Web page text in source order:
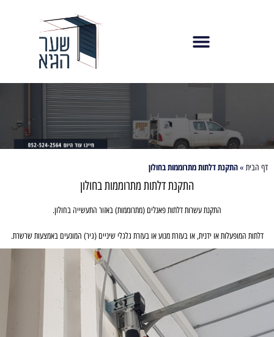
דף הבית »התקנת דלתות מתרוממות בחולון
התקנת דלתות מתרוממות בחולון
התקנת עשרות דלתות פאנלים (מתרוממות) באזור התעשייה בחולון.
דלתות המופעלות או ידנית, או בעזרת מנוע או בעזרת גלגלי שיניים (גיר) המונעים באמצעות שרשרת.